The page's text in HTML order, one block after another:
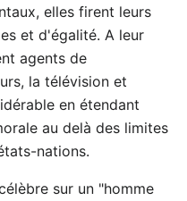
elles firent leurs
et d'égalité. A leur
agents de
la télévision et
en étendant
au delà des limites
nations.
sur un "homme